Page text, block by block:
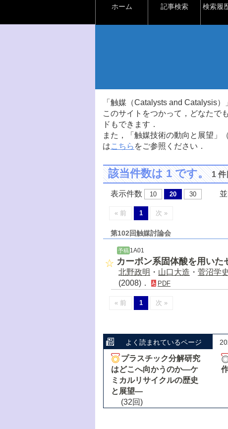
ホーム 記事検索 検索履
「触媒（Catalysts and Catalysis
このサイトをつかって，どなたで
ドもできます．
また，「触媒技術の動向と展望」
はこちら をご参照ください．
該当件数は 1 です。1 件
表示件数 10 20 30 並
« 前 1 次 »
第102回触媒討論会
予稿 1A01
カーボン系固体酸を用いた
北野政明 ・ 山口大造 ・ 菅沼学史
(2008)．
PDF
« 前 1 次 »
よく読まれているページ
プラスチック分解研究
はどこへ向かうのか―ケ
ミカルリサイクルの歴史
と展望―
(32回)